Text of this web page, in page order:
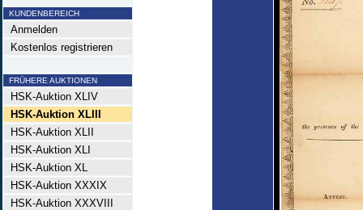
KUNDENBEREICH
Anmelden
Kostenlos registrieren
FRÜHERE AUKTIONEN
HSK-Auktion XLIV
HSK-Auktion XLIII
HSK-Auktion XLII
HSK-Auktion XLI
HSK-Auktion XL
HSK-Auktion XXXIX
HSK-Auktion XXXVIII